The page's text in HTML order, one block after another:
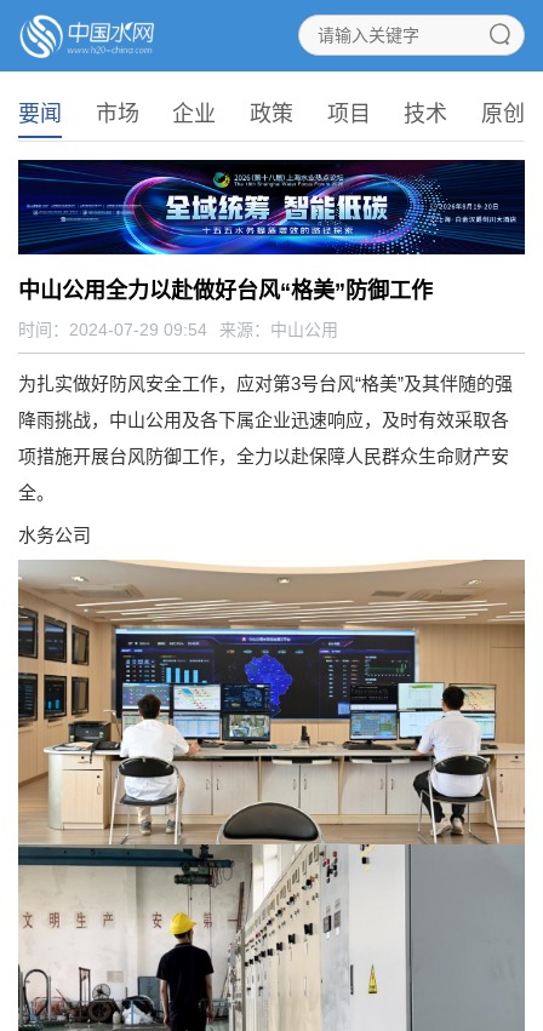
要闻 市场 企业 政策 项目 技术 原创
中山公用全力以赴做好台风“格美”防御工作
时间：2024-07-29 09:54 来源： 中山公用
为扎实做好防风安全工作，应对第3号台风“格美”及其伴随的强
降雨挑战，中山公用及各下属企业迅速响应，及时有效采取各
项措施开展台风防御工作，全力以赴保障人民群众生命财产安
全。
水务公司